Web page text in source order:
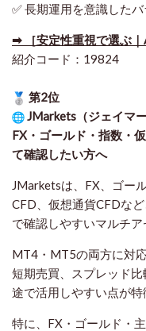
✅ 長期運用を意識した
➡ ［安定性重視で選ぶ｜
紹介コード：19824
第2位
JMarkets（ジェイマー
FX・ゴールド・指数・
て確認したい方へ
JMarketsは、FX、ゴー
CFD、仮想通貨CFDな
で確認しやすいマルチア
MT4・MT5の両方に対
短期売買、スプレッド
途で活用しやすい点が特
特に、FX・ゴールド・